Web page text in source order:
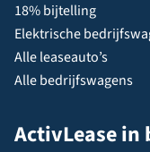
18% bijtelling
Elektrische
Alle leaseauto’s
Alle bedrijfswagens
ActivLease